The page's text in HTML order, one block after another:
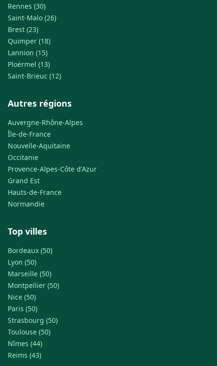
Rennes (30)
Saint-Malo (26)
Brest (23)
Quimper (18)
Lannion (15)
Ploërmel (13)
Saint-Brieuc (12)
Autres régions
Auvergne-Rhône-Alpes
Île-de-France
Nouvelle-Aquitaine
Occitanie
Provence-Alpes-Côte d'Azur
Grand Est
Hauts-de-France
Normandie
Top villes
Bordeaux (50)
Lyon (50)
Marseille (50)
Montpellier (50)
Nice (50)
Paris (50)
Strasbourg (50)
Toulouse (50)
Nîmes (44)
Reims (43)